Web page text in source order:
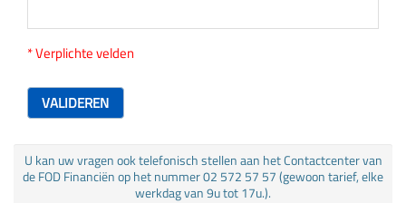
* Verplichte velden
VALIDEREN
U kan uw vragen ook telefonisch stellen aan het Contactcenter van
de FOD Financiën op het nummer 02 572 57 57 (gewoon tarief, elke
werkdag van 9u tot 17u.).